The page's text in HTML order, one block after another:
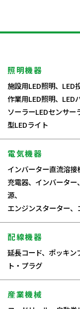
照明機器
施設用LED照明、LED
作業用LED照明、LED
ソーラーLEDセンサ
型LEDライト
電気機器
インバーター直流溶接
充電器、インバータ
源、
エンジンスターター、
配線機器
延長コード、ポッキン
ト・プラグ
産業機械